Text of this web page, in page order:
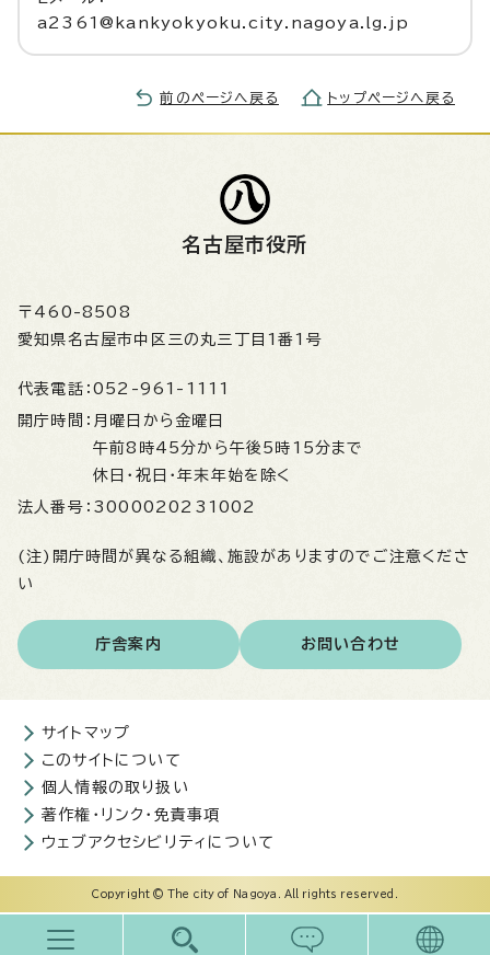
a2361@kankyokyoku.city.nagoya.lg.jp
前のページへ戻る トップページへ戻る
名古屋市役所
〒460-8508
愛知県名古屋市中区三の丸三丁目1番1号
代表電話： 052-961-1111
開庁時間： 月曜日から金曜日
午前8時45分から午後5時15分まで
休日・祝日・年末年始を除く
法人番号： 3000020231002
(注)開庁時間が異なる組織、施設がありますのでご注意くださ
い
庁舎案内 お問い合わせ
サイトマップ
このサイトについて
個人情報の取り扱い
著作権・リンク・免責事項
ウェブアクセシビリティについて
Copyright © The city of Nagoya. All rights reserved.